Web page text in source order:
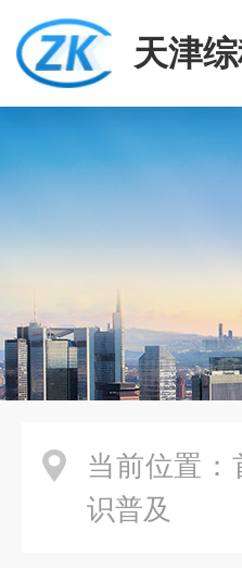
天津
当前位置：
识普及